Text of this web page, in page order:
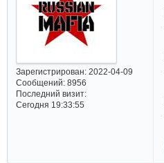
Зарегистрирован: 2022-04-09
Сообщений:8956
Последний визит:
Сегодня 19:33:55